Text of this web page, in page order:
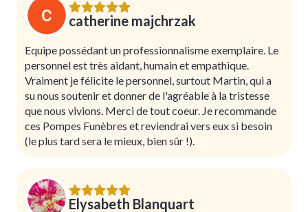
catherine majchrzak
Equipe possédant un professionnalisme exemplaire. Le
personnel est très aidant, humain et empathique.
Vraiment je félicite le personnel, surtout Martin, qui a
su nous soutenir et donner de l'agréable à la tristesse
que nous vivions. Merci de tout coeur. Je recommande
ces Pompes Funèbres et reviendrai vers eux si besoin
(le plus tard sera le mieux, bien sûr !).
Elysabeth Blanquart